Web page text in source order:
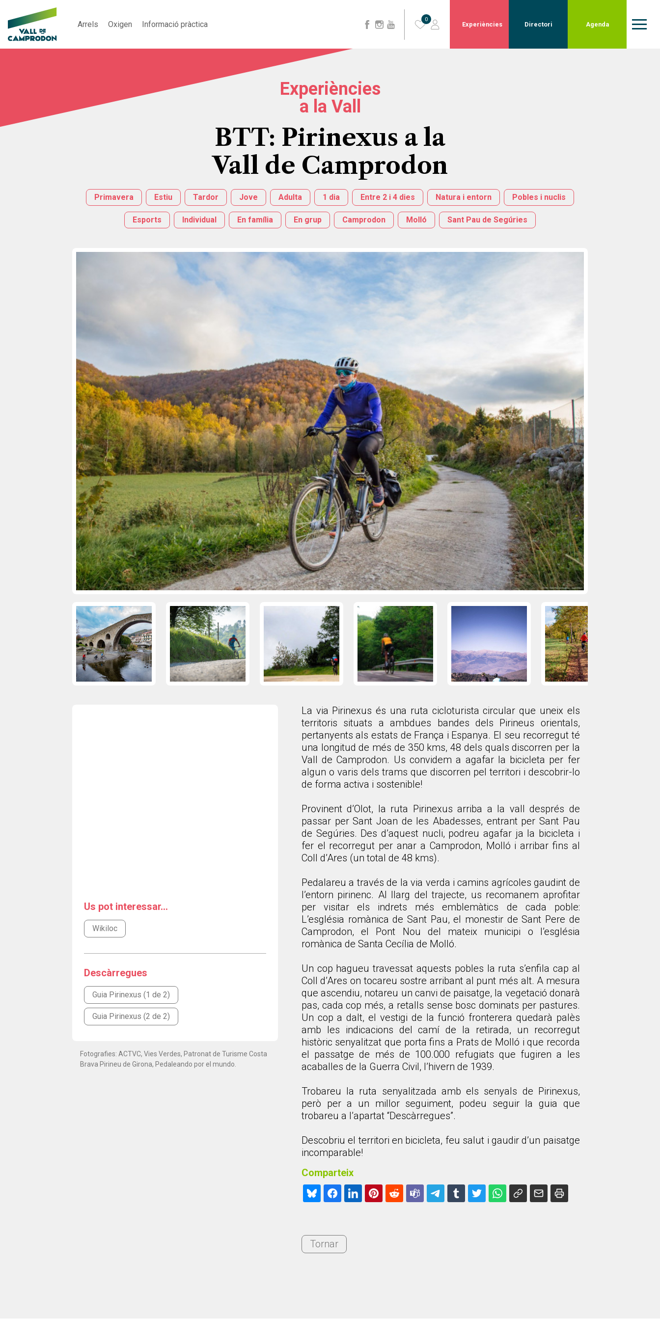
Arrels Oxigen Informació pràctica
0
Experiències Directori Agenda
Experiències
a la Vall
BTT: Pirinexus a la
Vall de Camprodon
Primavera Estiu Tardor Jove Adulta 1 dia Entre 2 i 4 dies Natura i entorn Pobles i nuclis
Esports Individual En família En grup Camprodon Molló Sant Pau de Segúries
Us pot interessar...
Wikiloc
Descàrregues
Guia Pirinexus (1 de 2)
Guia Pirinexus (2 de 2)
Fotografies: ACTVC, Vies Verdes, Patronat de Turisme Costa
Brava Pirineu de Girona, Pedaleando por el mundo.
La via Pirinexus és una ruta cicloturista circular que uneix els
territoris situats a ambdues bandes dels Pirineus orientals,
pertanyents als estats de França i Espanya. El seu recorregut té
una longitud de més de 350 kms, 48 dels quals discorren per la
Vall de Camprodon. Us convidem a agafar la bicicleta per fer
algun o varis dels trams que discorren pel territori i descobrir-lo
de forma activa i sostenible!
Provinent d’Olot, la ruta Pirinexus arriba a la vall després de
passar per Sant Joan de les Abadesses, entrant per Sant Pau
de Segúries. Des d’aquest nucli, podreu agafar ja la bicicleta i
fer el recorregut per anar a Camprodon, Molló i arribar fins al
Coll d’Ares (un total de 48 kms).
Pedalareu a través de la via verda i camins agrícoles gaudint de
l’entorn pirinenc. Al llarg del trajecte, us recomanem aprofitar
per visitar els indrets més emblemàtics de cada poble:
L’església romànica de Sant Pau, el monestir de Sant Pere de
Camprodon, el Pont Nou del mateix municipi o l’església
romànica de Santa Cecília de Molló.
Un cop hagueu travessat aquests pobles la ruta s’enfila cap al
Coll d’Ares on tocareu sostre arribant al punt més alt. A mesura
que ascendiu, notareu un canvi de paisatge, la vegetació donarà
pas, cada cop més, a retalls sense bosc dominats per pastures.
Un cop a dalt, el vestigi de la funció fronterera quedarà palès
amb les indicacions del camí de la retirada, un recorregut
històric senyalitzat que porta fins a Prats de Molló i que recorda
el passatge de més de 100.000 refugiats que fugiren a les
acaballes de la Guerra Civil, l’hivern de 1939.
Trobareu la ruta senyalitzada amb els senyals de Pirinexus,
però per a un millor seguiment, podeu seguir la guia que
trobareu a l’apartat “Descàrregues”.
Descobriu el territori en bicicleta, feu salut i gaudir d’un paisatge
incomparable!
Comparteix
Tornar